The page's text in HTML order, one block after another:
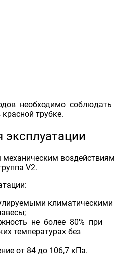
необходимо соблюдать
трубке.
эксплуатации
воздействиям
V2.
климатическими
не более 80% при
температурах без
от 84 до 106,7 кПа.